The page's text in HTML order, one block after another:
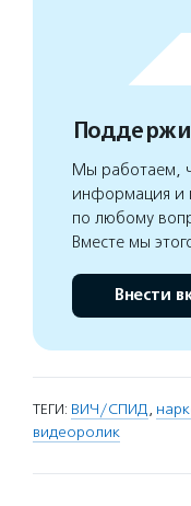
Мы работаем,
информация и
по любому
Вместе мы
Внести
ТЕГИ: ВИЧ/СПИД,
видеоролик